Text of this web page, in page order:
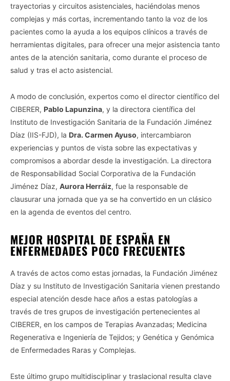
trayectorias y circuitos asistenciales, haciéndolas menos
complejas y más cortas, incrementando tanto la voz de los
pacientes como la ayuda a los equipos clínicos a través de
herramientas digitales, para ofrecer una mejor asistencia tanto
antes de la atención sanitaria, como durante el proceso de
salud y tras el acto asistencial.
A modo de conclusión, expertos como el director científico del
CIBERER, Pablo Lapunzina, y la directora científica del
Instituto de Investigación Sanitaria de la Fundación Jiménez
Díaz (IIS-FJD), la Dra. Carmen Ayuso, intercambiaron
experiencias y puntos de vista sobre las expectativas y
compromisos a abordar desde la investigación. La directora
de Responsabilidad Social Corporativa de la Fundación
Jiménez Díaz, Aurora Herráiz, fue la responsable de
clausurar una jornada que ya se ha convertido en un clásico
en la agenda de eventos del centro.
MEJOR HOSPITAL DE ESPAÑA EN
ENFERMEDADES POCO FRECUENTES
A través de actos como estas jornadas, la Fundación Jiménez
Díaz y su Instituto de Investigación Sanitaria vienen prestando
especial atención desde hace años a estas patologías a
través de tres grupos de investigación pertenecientes al
CIBERER, en los campos de Terapias Avanzadas; Medicina
Regenerativa e Ingeniería de Tejidos; y Genética y Genómica
de Enfermedades Raras y Complejas.
Este último grupo multidisciplinar y traslacional resulta clave